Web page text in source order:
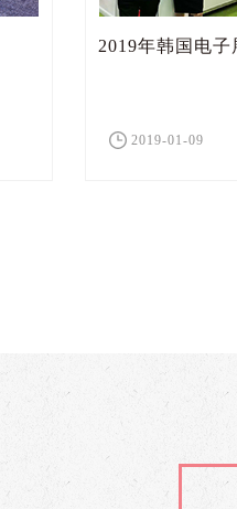
2019年韩国电子
2019-01-09